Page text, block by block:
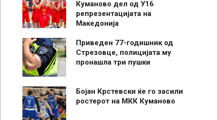
Куманово дел од У16
репрезентацијата на
Македонија
Приведен 77-годишник од
Стрезовце, полицијата му
пронашла три пушки
Бојан Крстевски ќе го засили
ростерот на МКК Куманово